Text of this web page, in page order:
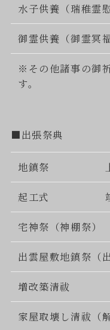
水子供養（瑞稚霊
御霊供養（御霊冥福
※その他諸事の御
す。
■出張祭典
地鎮祭
起工式
宅神祭（神棚祭）
出雲屋敷地鎮祭（
増改築清祓
家屋取壊し清祓（